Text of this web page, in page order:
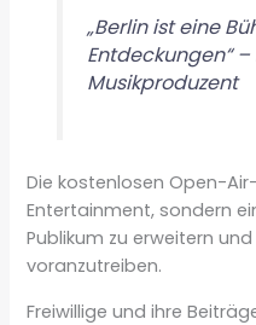
„Berlin ist eine
Entdeckungen“ –
Musikproduzent
Die kostenlosen Open-
Entertainment, sondern
Publikum zu erweitern
voranzutreiben.
Freiwillige und ihre